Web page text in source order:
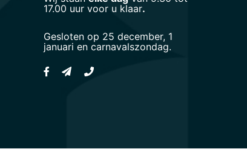
17.00 uur voor u klaar.
Gesloten op 25 december, 1
januari en carnavalszondag.